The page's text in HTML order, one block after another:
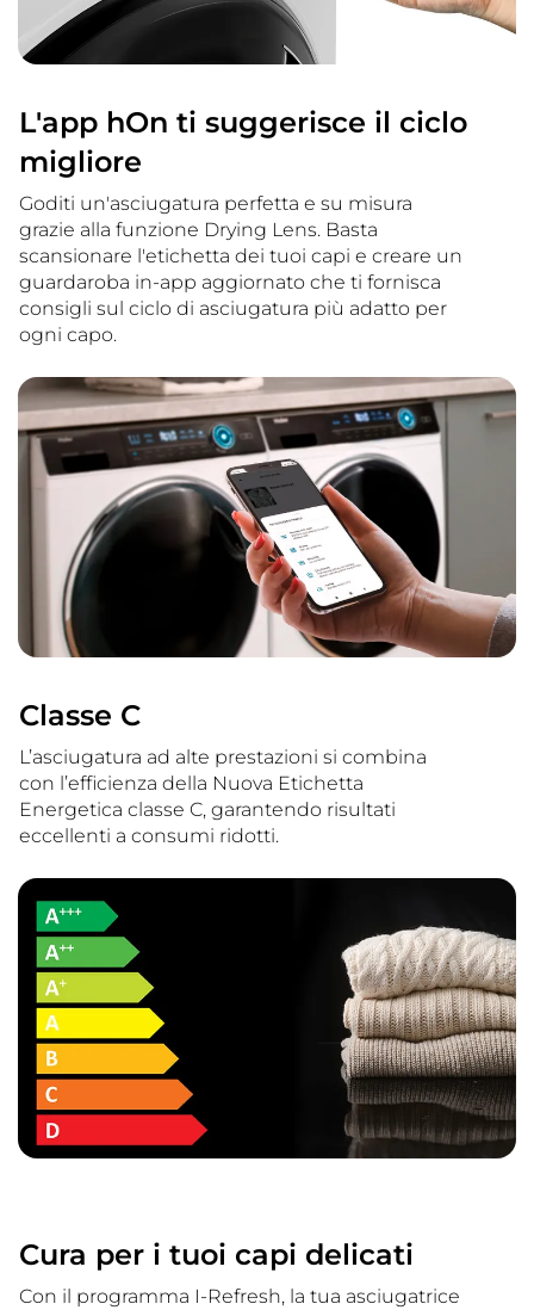
L'app hOn ti suggerisce il ciclo
migliore
Goditi un'asciugatura perfetta e su misura
grazie alla funzione Drying Lens. Basta
scansionare l'etichetta dei tuoi capi e creare un
guardaroba in-app aggiornato che ti fornisca
consigli sul ciclo di asciugatura più adatto per
ogni capo.
Classe C
L’asciugatura ad alte prestazioni si combina
con l’efficienza della Nuova Etichetta
Energetica classe C, garantendo risultati
eccellenti a consumi ridotti.
Cura per i tuoi capi delicati
Con il programma I-Refresh, la tua asciugatrice